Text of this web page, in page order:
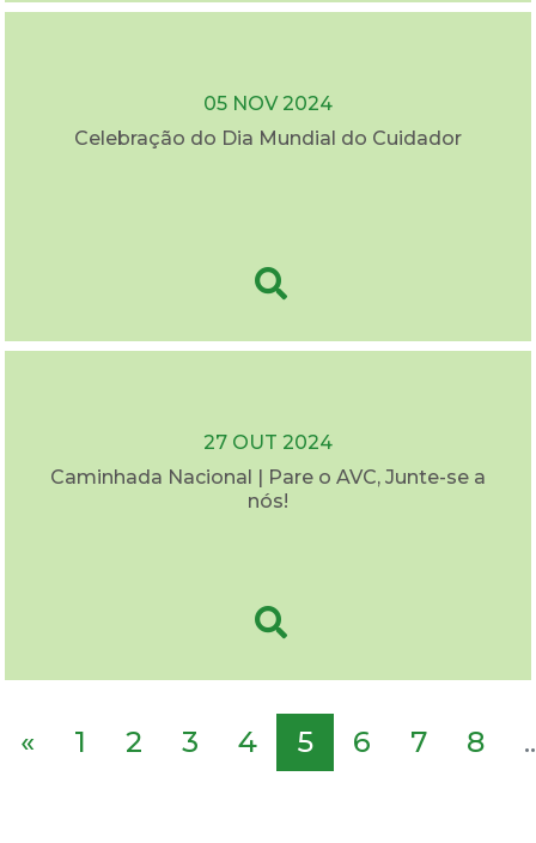
05 NOV 2024
Celebração do Dia Mundial do Cuidador
27 OUT 2024
Caminhada Nacional | Pare o AVC, Junte-se a
nós!
« 1 2 3 4 5 6 7 8